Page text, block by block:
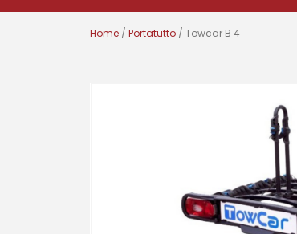
Home / Portatutto / Towcar B 4